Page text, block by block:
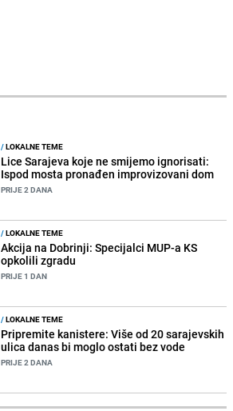
/LOKALNE TEME
Lice Sarajeva koje ne smijemo ignorisati:
Ispod mosta pronađen improvizovani dom
PRIJE 2 DANA
/LOKALNE TEME
Akcija na Dobrinji: Specijalci MUP-a KS
opkolili zgradu
PRIJE 1 DAN
/LOKALNE TEME
Pripremite kanistere: Više od 20 sarajevskih
ulica danas bi moglo ostati bez vode
PRIJE 2 DANA